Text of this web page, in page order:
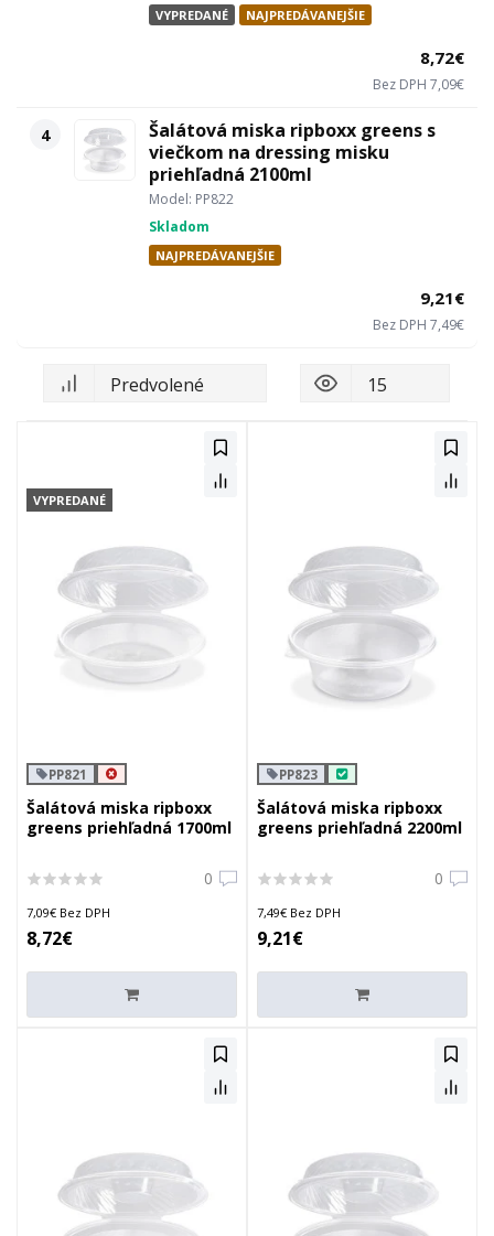
VYPREDANÉ NAJPREDÁVANEJŠIE
8,72€
Bez DPH 7,09€
4
Šalátová miska ripboxx greens s
viečkom na dressing misku
priehľadná 2100ml
Model: PP822
Skladom
NAJPREDÁVANEJŠIE
9,21€
Bez DPH 7,49€
VYPREDANÉ
PP821
Šalátová miska ripboxx
greens priehľadná 1700ml
0
7,09€ Bez DPH
8,72€
PP823
Šalátová miska ripboxx
greens priehľadná 2200ml
0
7,49€ Bez DPH
9,21€